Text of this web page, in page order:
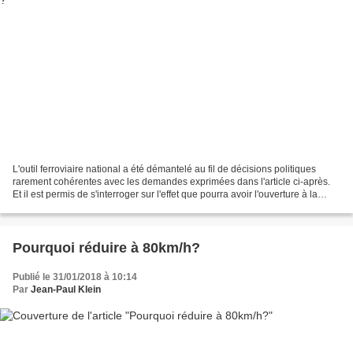
L'outil ferroviaire national a été démantelé au fil de décisions politiques
rarement cohérentes avec les demandes exprimées dans l'article ci-après.
Et il est permis de s'interroger sur l'effet que pourra avoir l'ouverture à la
Pourquoi réduire à 80km/h?
Publié le 31/01/2018 à 10:14
Par Jean-Paul Klein